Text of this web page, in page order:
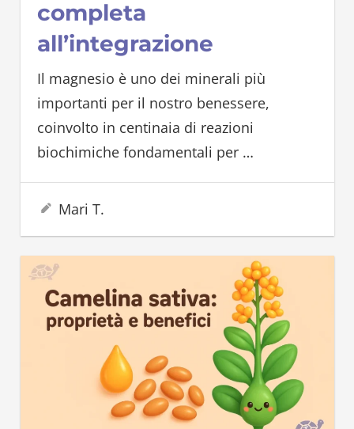
completa
all’integrazione
Il magnesio è uno dei minerali più
importanti per il nostro benessere,
coinvolto in centinaia di reazioni
biochimiche fondamentali per …
29 Settembre 2025
Mari T.